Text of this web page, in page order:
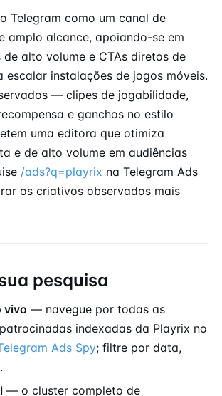
Telegram como um canal de
amplo alcance, apoiando-se em
alto volume e CTAs diretos de
escalar instalações de jogos móveis.
— clipes de jogabilidade,
e ganchos no estilo
uma editora que otimiza
e de alto volume em audiências
/ads?q=playrix na Telegram Ads
os criativos observados mais
pesquisa
vivo — navegue por todas as
indexadas da Playrix no
Ads Spy; filtre por data,
— o cluster completo de